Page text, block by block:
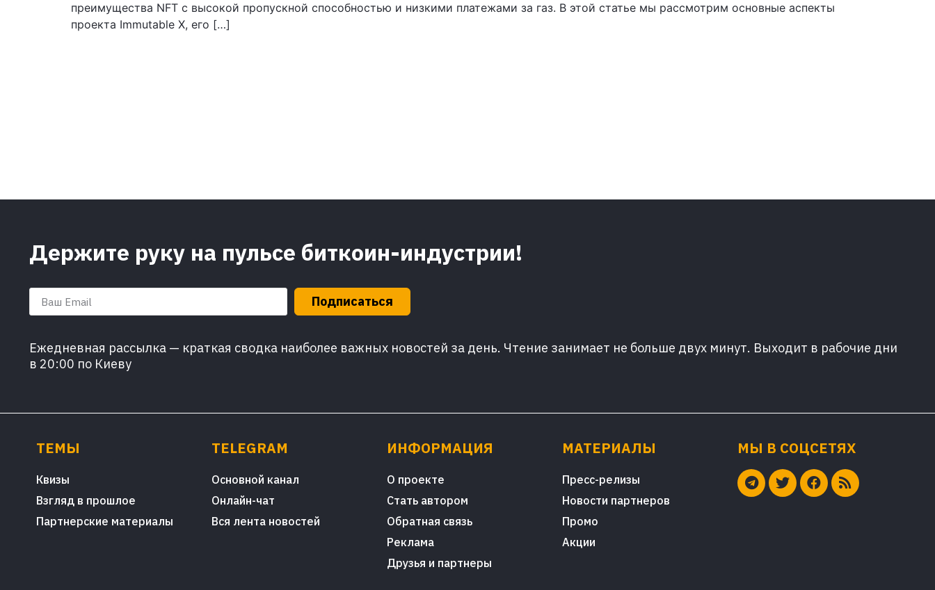
преимущества NFT с высокой пропускной способностью и низкими платежами за газ. В этой статье мы рассмотрим основные аспекты
проекта Immutable X, его […]
Держите руку на пульсе биткоин-индустрии!
Подписаться
Ежедневная рассылка — краткая сводка наиболее важных новостей за день. Чтение занимает не больше двух минут. Выходит в рабочие дни
в 20:00 по Киеву
ТЕМЫ
Квизы
Взгляд в прошлое
Партнерские материалы
TELEGRAM
Основной канал
Онлайн-чат
Вся лента новостей
ИНФОРМАЦИЯ
О проекте
Стать автором
Обратная связь
Реклама
Друзья и партнеры
МАТЕРИАЛЫ
Пресс-релизы
Новости партнеров
Промо
Акции
МЫ В СОЦСЕТЯХ